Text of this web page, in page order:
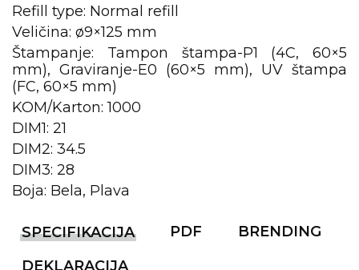
SUBLIMACIJA
CRICKET UPALJAČI
ŠIBICA
JAKNE I PRSLUCI
HYGIENIC KOLEKCIJA
OKOVRATNE ID TRAKICE
Refill type: Normal refill
Veličina: ø9×125 mm
Štampanje: Tampon štampa-P1 (4C, 60×5
mm), Graviranje-E0 (60×5 mm), UV štampa
(FC, 60×5 mm)
KOM/Karton: 1000
DIM1: 21
DIM2: 34.5
DIM3: 28
Boja: Bela, Plava
SPECIFIKACIJA PDF
BRENDING
DEKLARACIJA